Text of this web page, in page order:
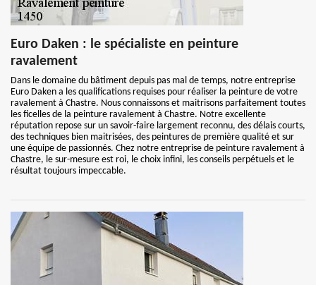
Euro Daken : le spécialiste en peinture
ravalement
Dans le domaine du bâtiment depuis pas mal de temps, notre entreprise
Euro Daken a les qualifications requises pour réaliser la peinture de votre
ravalement à Chastre. Nous connaissons et maitrisons parfaitement toutes
les ficelles de la peinture ravalement à Chastre. Notre excellente
réputation repose sur un savoir-faire largement reconnu, des délais courts,
des techniques bien maitrisées, des peintures de première qualité et sur
une équipe de passionnés. Chez notre entreprise de peinture ravalement à
Chastre, le sur-mesure est roi, le choix infini, les conseils perpétuels et le
résultat toujours impeccable.